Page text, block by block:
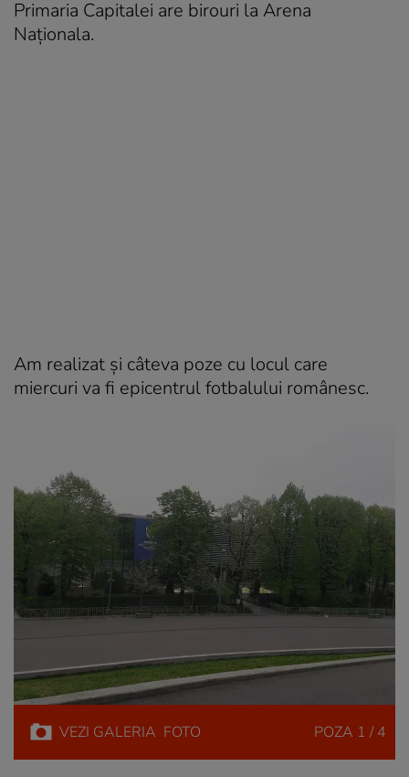
Primaria Capitalei are birouri la Arena
Naționala.
Am realizat și câteva poze cu locul care
miercuri va fi epicentrul fotbalului românesc.
VEZI GALERIA FOTO POZA 1 / 4